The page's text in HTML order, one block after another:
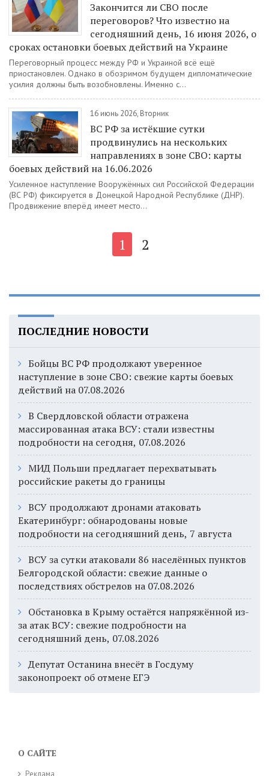
Закончится ли СВО после
переговоров? Что известно на
сегодняшний день, 16 июня 2026, о
сроках остановки боевых действий на Украине
Переговорный процесс между РФ и Украиной всё ещё
приостановлен. Однако в обозримом будущем дипломатические
усилия должны быть возобновлены. Именно с...
16 июнь 2026, Вторник
ВС РФ за истёкшие сутки
продвинулись на нескольких
направлениях в зоне СВО: карты
боевых действий на 16.06.2026
Усиленное наступление Вооружённых сил Российской Федерации
(ВС РФ) фиксируется в Донецкой Народной Республике (ДНР).
Продвижение вперёд имеет место...
1 2
ПОСЛЕДНИЕ НОВОСТИ
Бойцы ВС РФ продолжают уверенное
наступление в зоне СВО: свежие карты боевых
действий на 07.08.2026
В Свердловской области отражена
массированная атака ВСУ: стали известны
подробности на сегодня, 07.08.2026
МИД Польши предлагает перехватывать
российские ракеты до границы
ВСУ продолжают дронами атаковать
Екатеринбург: обнародованы новые
подробности на сегодняшний день, 7 августа
ВСУ за сутки атаковали 86 населённых пунктов
Белгородской области: свежие данные о
последствиях обстрелов на 07.08.2026
Обстановка в Крыму остаётся напряжённой из-
за атак ВСУ: свежие подробности на
сегодняшний день, 07.08.2026
Депутат Останина внесёт в Госдуму
законопроект об отмене ЕГЭ
О САЙТЕ
Реклама